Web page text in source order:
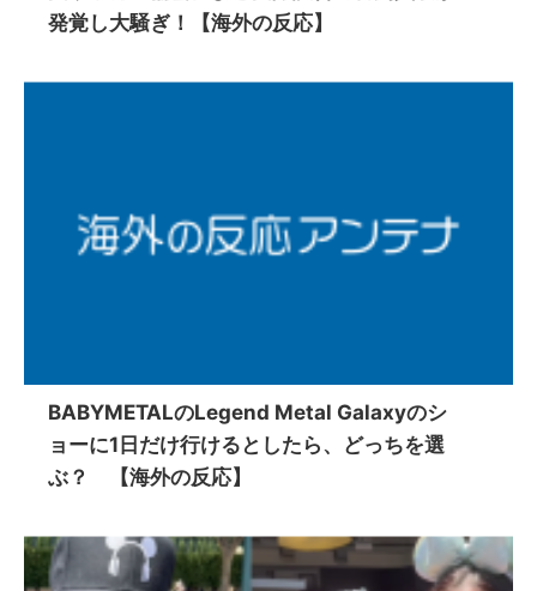
発覚し大騒ぎ！【海外の反応】
BABYMETALのLegend Metal Galaxyのシ
ョーに1日だけ行けるとしたら、どっちを選
ぶ？ 【海外の反応】